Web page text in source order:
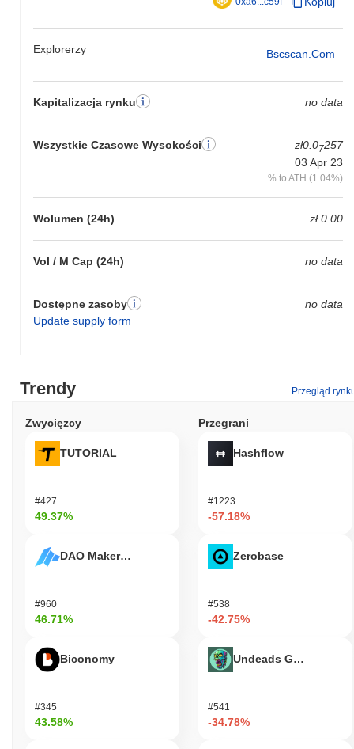
Explorerzy Bscscan.com
Kapitalizacja rynku no data
Wszystkie Czasowe Wysokości zł0.07257
03 Apr 23
% to ATH (1.04%)
Wolumen (24h) zł 0.00
Vol / M Cap (24h) no data
Dostępne zasoby
Update supply form
no data
Trendy Przegląd
Zwycięzcy
TUTORIAL
#427
49.37%
DAO Maker Token
#960
46.71%
Biconomy
#345
43.58%
Przegrani
Hashflow
#1223
-57.18%
Zerobase
#538
-42.75%
Undeads Games
#541
-34.78%